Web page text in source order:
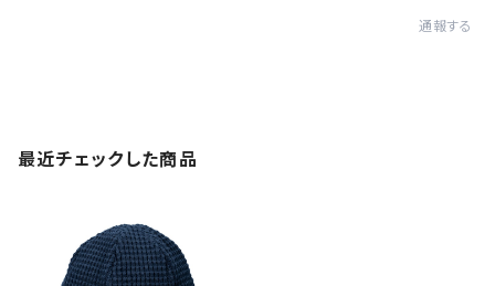
通報する
最近チェックした商品